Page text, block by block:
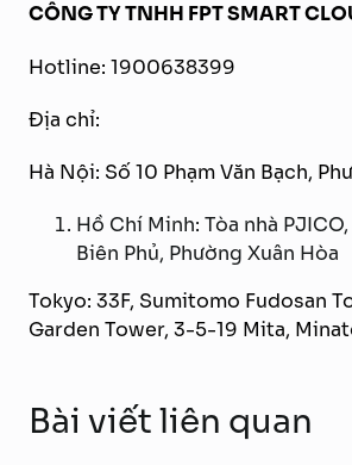
CÔNG TY TNHH FPT SMART
Hotline: 1900638399
Địa chỉ:
Hà Nội: Số 10 Phạm Văn Bạch,
Hồ Chí Minh: Tòa nhà
Biên Phủ, Phường Xuân Hòa
Tokyo: 33F, Sumitomo Fudosan
Garden Tower, 3-5-19 Mita,
Bài viết liên quan